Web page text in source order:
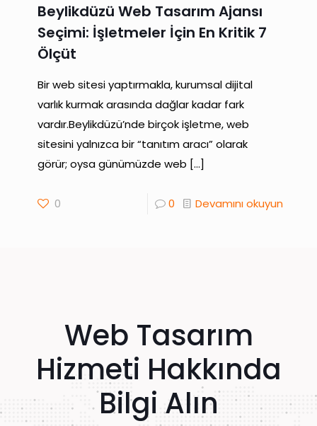
Beylikdüzü Web Tasarım Ajansı
Seçimi: İşletmeler İçin En Kritik 7
Ölçüt
Bir web sitesi yaptırmakla, kurumsal dijital
varlık kurmak arasında dağlar kadar fark
vardır.Beylikdüzü’nde birçok işletme, web
sitesini yalnızca bir “tanıtım aracı” olarak
görür; oysa günümüzde web […]
0 0 Devamını okuyun
Web Tasarım
Hizmeti Hakkında
Bilgi Alın